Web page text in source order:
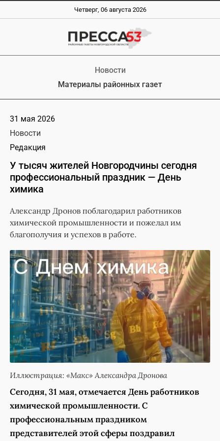
Четверг, 06 августа 2026
Новости
Материалы районных газет
31 мая 2026
Новости
Редакция
У тысяч жителей Новгородчины сегодня
профессиональный праздник — День
химика
Александр Дронов поблагодарил работников
химической промышленности и пожелал им
благополучия и успехов в работе.
Иллюстрация: «Макс» Александра Дронова
Сегодня, 31 мая, отмечается День работников
химической промышленности. С
профессиональным праздником
представителей этой сферы поздравил